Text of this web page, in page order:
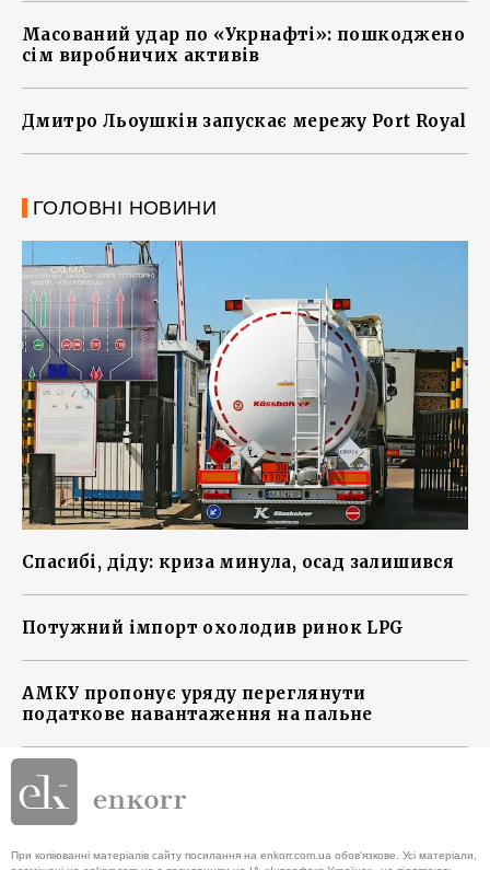
Масований удар по «Укрнафті»: пошкоджено
сім виробничих активів
Дмитро Льоушкін запускає мережу Port Royal
ГОЛОВНІ НОВИНИ
Спасибі, діду: криза минула, осад залишився
Потужний імпорт охолодив ринок LPG
АМКУ пропонує уряду переглянути
податкове навантаження на пальне
При копіюванні матеріалів сайту посилання на enkorr.com.ua обов'язкове. Усі матеріали,